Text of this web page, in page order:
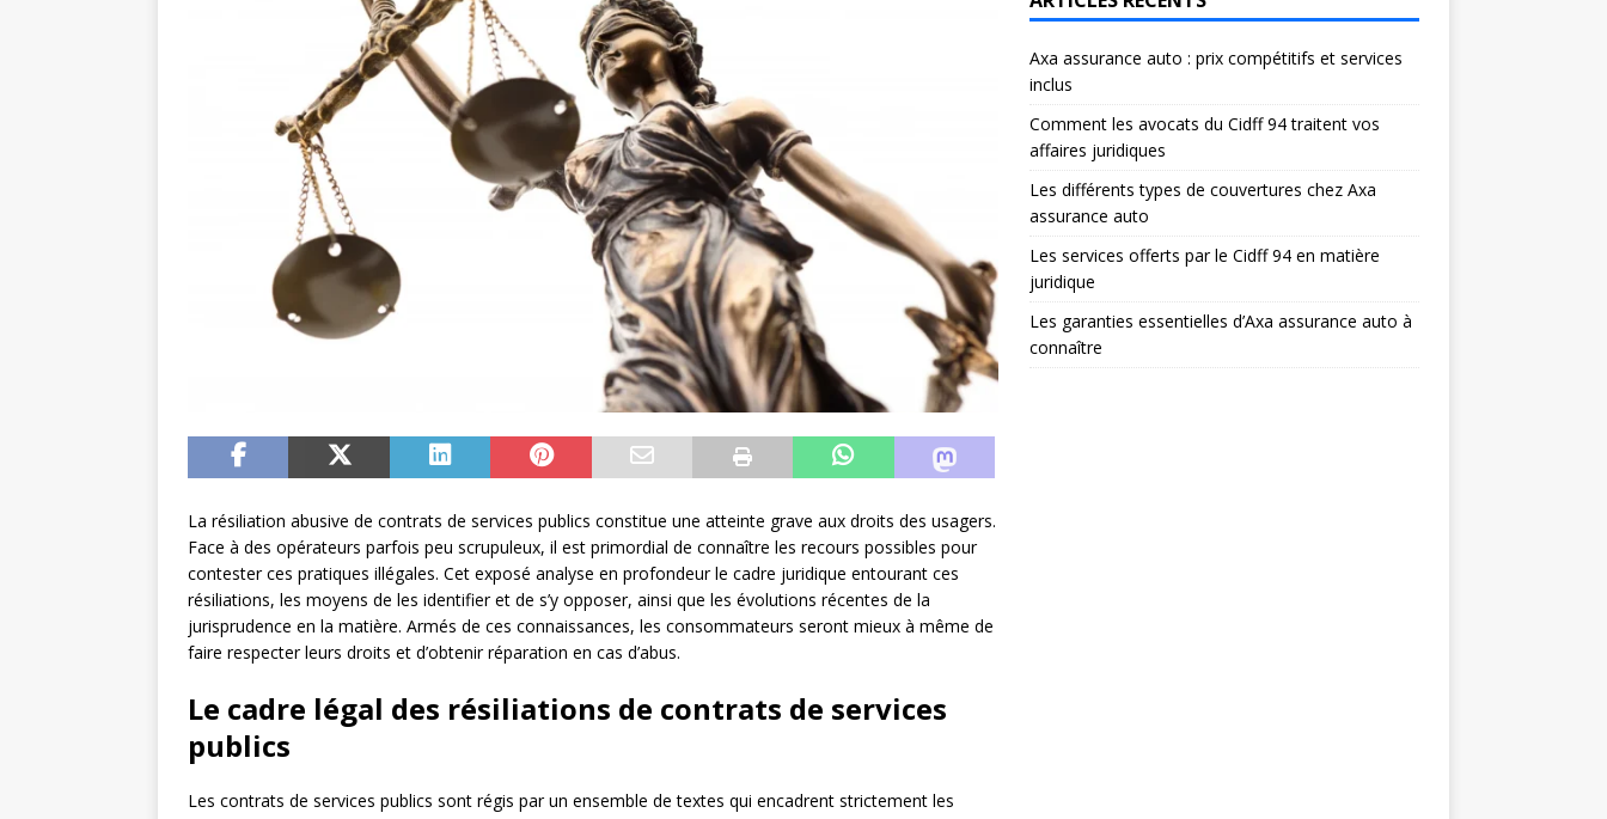
La résiliation abusive de contrats de services publics constitue une atteinte grave aux droits des usagers.
Face à des opérateurs parfois peu scrupuleux, il est primordial de connaître les recours possibles pour
contester ces pratiques illégales. Cet exposé analyse en profondeur le cadre juridique entourant ces
résiliations, les moyens de les identifier et de s’y opposer, ainsi que les évolutions récentes de la
jurisprudence en la matière. Armés de ces connaissances, les consommateurs seront mieux à même de
faire respecter leurs droits et d’obtenir réparation en cas d’abus.
Le cadre légal des résiliations de contrats de services
publics
Les contrats de services publics sont régis par un ensemble de textes qui encadrent strictement les
Axa assurance auto : prix compétitifs et services
inclus
Comment les avocats du Cidff 94 traitent vos
affaires juridiques
Les différents types de couvertures chez Axa
assurance auto
Les services offerts par le Cidff 94 en matière
juridique
Les garanties essentielles d’Axa assurance auto à
connaître